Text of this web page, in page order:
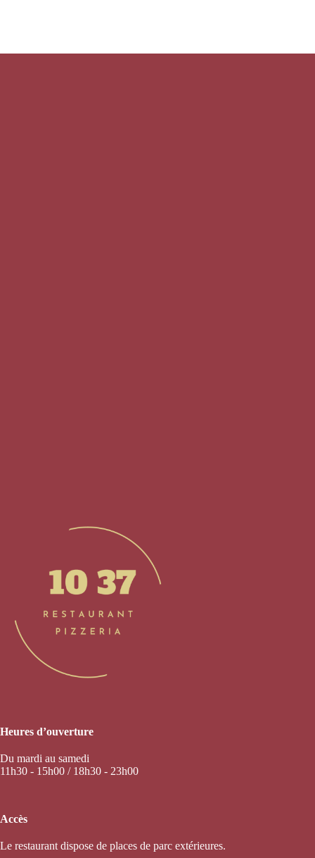
Heures d’ouverture
Du mardi au samedi
11h30 - 15h00 / 18h30 - 23h00
Accès
Le restaurant dispose de places de parc extérieures.